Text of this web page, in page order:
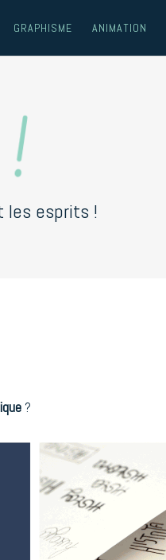
GRAPHISME ANIMATION
les esprits !
?